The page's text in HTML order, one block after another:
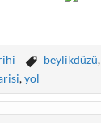
beylikdüzü,
,yol